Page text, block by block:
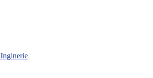
Inginerie